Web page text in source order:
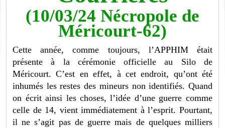
(10/03/24 Nécropole de
Méricourt-62)
Cette année, comme toujours, l’APPHIM était
présente à la cérémonie officielle au Silo de
Méricourt. C’est en effet, à cet endroit, qu’ont été
inhumés les restes des mineurs non identifiés. Quand
on écrit ainsi les choses, l’idée d’une guerre comme
celle de 14, vient immédiatement à l’esprit. Pourtant,
il ne s’agit pas de guerre mais de quelques milliers